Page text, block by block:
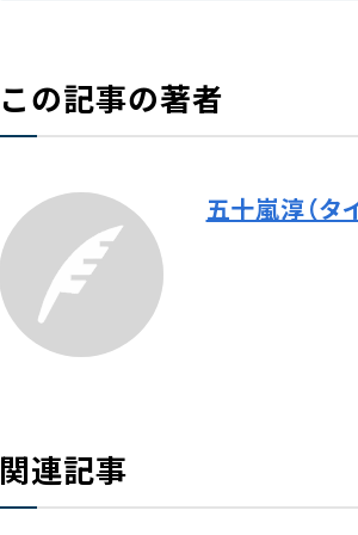
この記事の著者
五十嵐淳（タ
関連記事